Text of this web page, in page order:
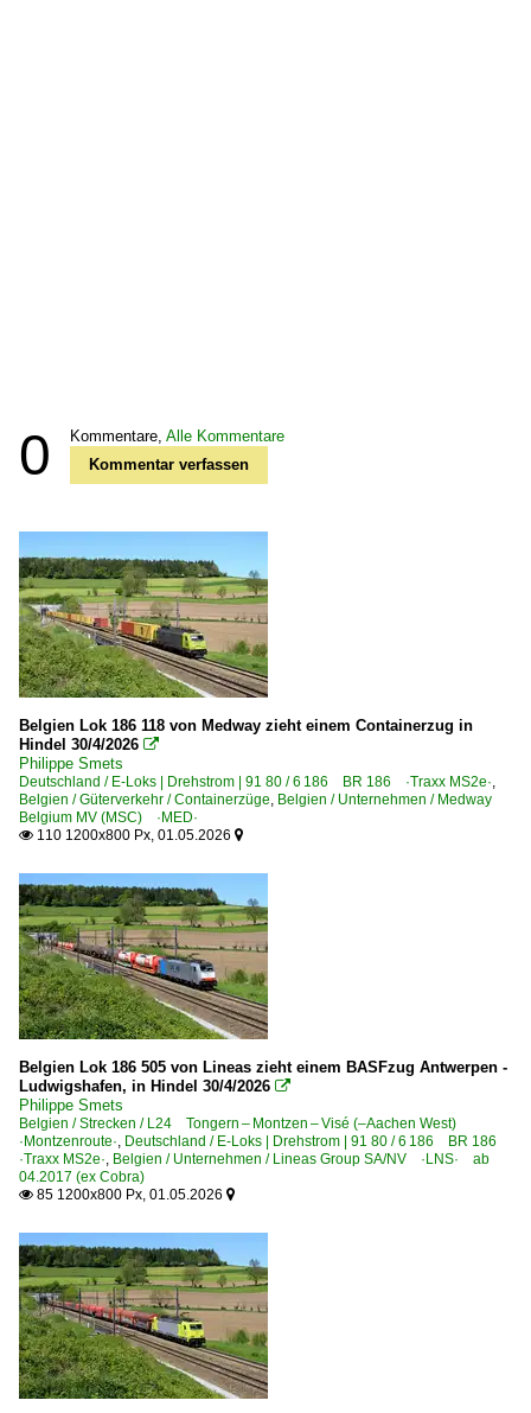
0 Kommentare, Alle Kommentare
Kommentar verfassen
Belgien Lok 186 118 von Medway zieht einem Containerzug in
Hindel 30/4/2026 
Philippe Smets
Deutschland / E-Loks | Drehstrom | 91 80 / 6 186 BR 186 ·Traxx MS2e·,
Belgien / Güterverkehr / Containerzüge, Belgien / Unternehmen / Medway
Belgium MV (MSC) ·MED·
 110 1200x800 Px, 01.05.2026 
Belgien Lok 186 505 von Lineas zieht einem BASFzug Antwerpen -
Ludwigshafen, in Hindel 30/4/2026 
Philippe Smets
Belgien / Strecken / L24 Tongern – Montzen – Visé (–Aachen West)
·Montzenroute·, Deutschland / E-Loks | Drehstrom | 91 80 / 6 186 BR 186
·Traxx MS2e·, Belgien / Unternehmen / Lineas Group SA/NV ·LNS· ab
04.2017 (ex Cobra)
 85 1200x800 Px, 01.05.2026 